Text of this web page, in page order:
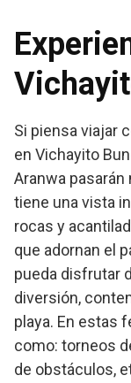
Si piensa viajar
en Vichayito
Aranwa
tiene una vista
rocas y
que adornan el
pueda disfrutar
diversión,
playa. En estas
como: torneos
de obstáculos,